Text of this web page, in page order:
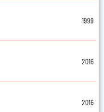
1999
2016
2016